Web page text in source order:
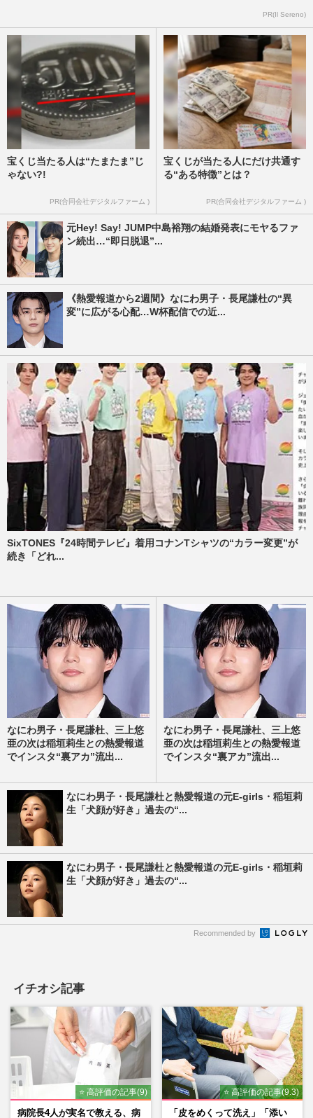
PR(Il Sereno)
宝くじ当たる人は“たまたま”じ
ゃない?!
PR(合同会社デジタルファーム )
宝くじが当たる人にだけ共通す
る“ある特徴”とは？
PR(合同会社デジタルファーム )
元Hey! Say! JUMP中島裕翔の結婚発表にモヤるファ
ン続出…“即日脱退”...
《熱愛報道から2週間》なにわ男子・長尾謙杜の“異
変”に広がる心配…W杯配信での近...
SixTONES『24時間テレビ』着用コナンTシャツの“カラー変更”が
続き「どれ...
なにわ男子・長尾謙杜、三上悠
亜の次は稲垣莉生との熱愛報道
でインスタ“裏アカ”流出...
なにわ男子・長尾謙杜、三上悠
亜の次は稲垣莉生との熱愛報道
でインスタ“裏アカ”流出...
なにわ男子・長尾謙杜と熱愛報道の元E-girls・稲垣莉
生「犬顔が好き」過去の“...
なにわ男子・長尾謙杜と熱愛報道の元E-girls・稲垣莉
生「犬顔が好き」過去の“...
Recommended by
イチオシ記事
⭐ 高評価の記事(9)
病院長4人が実名で教える、病
⭐ 高評価の記事(9.3)
「皮をめくって洗え」「添い